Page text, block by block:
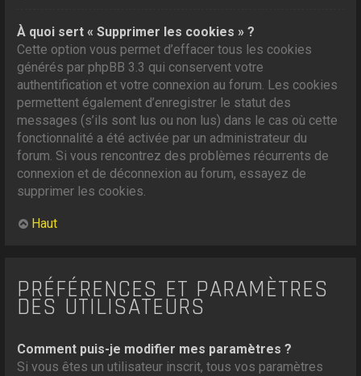
À quoi sert « Supprimer les cookies » ?
Cette option vous permet d’effacer tous les cookies
générés par phpBB 3.3 qui conservent votre
authentification et votre connexion au forum. Les cookies
permettent également d’enregistrer le statut des
messages (s’ils sont lus ou non lus) dans le cas où cette
fonctionnalité a été activée par un administrateur du
forum. Si vous rencontrez des problèmes récurrents de
connexion et de déconnexion au forum, essayez de
supprimer les cookies.
Haut
PRÉFÉRENCES ET PARAMÈTRES
DES UTILISATEURS
Comment puis-je modifier mes paramètres ?
Si vous êtes un utilisateur inscrit, tous vos paramètres